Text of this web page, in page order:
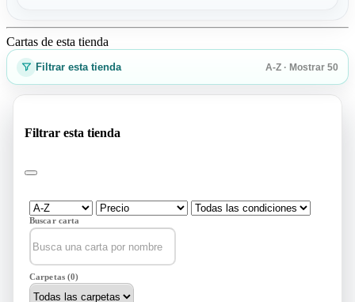
Cartas de esta tienda
Filtrar esta tienda A-Z · Mostrar 50
Filtrar esta tienda
Buscar carta
Carpetas (0)